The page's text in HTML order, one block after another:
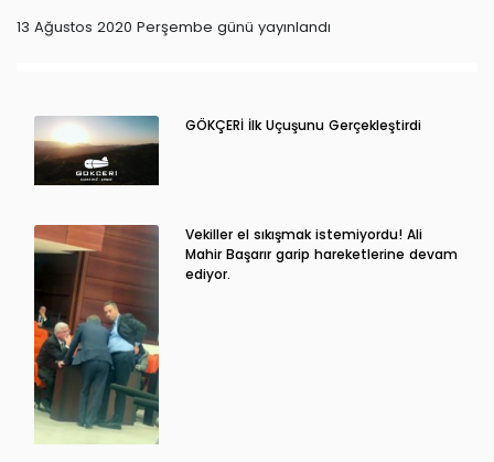
13 Ağustos 2020 Perşembe günü yayınlandı
GÖKÇERİ İlk Uçuşunu Gerçekleştirdi
Vekiller el sıkışmak istemiyordu! Ali
Mahir Başarır garip hareketlerine devam
ediyor.